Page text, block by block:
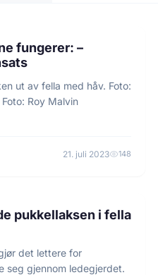
fungerer: –
ut av fella med håv. Foto:
Roy Malvin
21. juli 2023 148
pukkellaksen i fella
det lettere for
seg gjennom ledegjerdet.